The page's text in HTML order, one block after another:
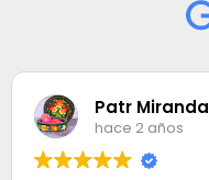
Patr Miranda
hace 2 años